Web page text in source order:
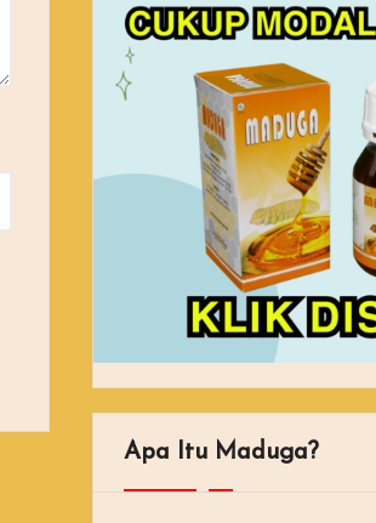
Apa Itu Maduga?